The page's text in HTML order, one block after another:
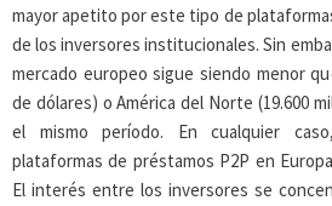
mayor apetito por este tipo de
de los inversores institucionales. Sin
mercado europeo sigue siendo menor
de dólares) o América del Norte (19.600
el mismo período. En cualquier
plataformas de préstamos P2P en
El interés entre los inversores se